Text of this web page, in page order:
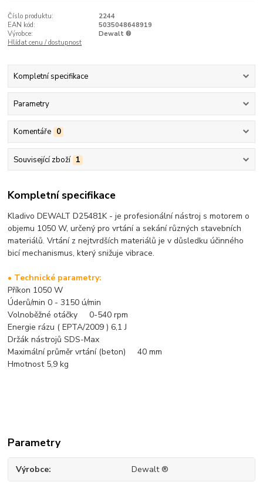
Číslo produktu:
2244
EAN kód:
5035048648919
Výrobce:
Dewalt ®
Hlídat cenu / dostupnost
Kompletní specifikace
Parametry
Komentáře 0
Související zboží 1
Kompletní specifikace
Kladivo DEWALT D25481K - je profesionální nástroj s motorem o
objemu 1050 W, určený pro vrtání a sekání různých stavebních
materiálů. Vrtání z nejtvrdších materiálů je v důsledku účinného
bicí mechanismus, který snižuje vibrace.
• Technické parametry:
Příkon 1050 W
Úderů/min 0 - 3150 ú/min
Volnoběžné otáčky 0-540 rpm
Energie rázu ( EPTA/2009 ) 6,1 J
Držák nástrojů SDS-Max
Maximální průměr vrtání (beton) 40 mm
Hmotnost 5,9 kg
Parametry
Výrobce Dewalt ®